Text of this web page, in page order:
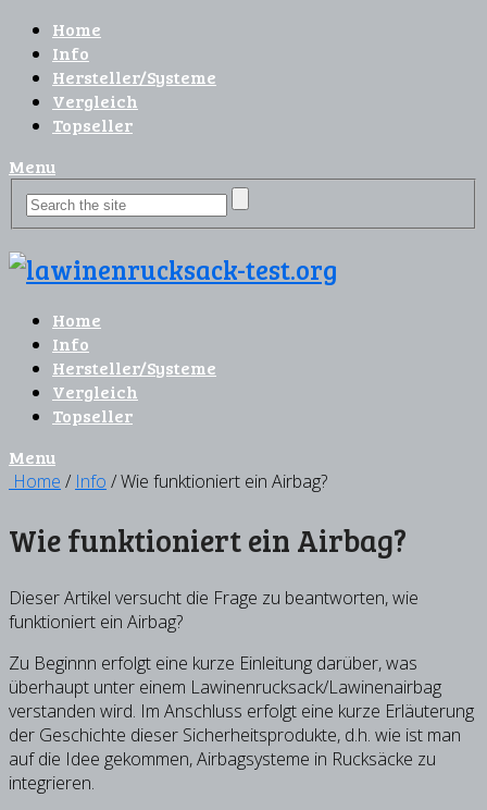
Home
Info
Hersteller/Systeme
Vergleich
Topseller
Menu
Home
Info
Hersteller/Systeme
Vergleich
Topseller
Menu
Home / Info / Wie funktioniert ein Airbag?
Wie funktioniert ein Airbag?
Dieser Artikel versucht die Frage zu beantworten, wie
funktioniert ein Airbag?
Zu Beginnn erfolgt eine kurze Einleitung darüber, was
überhaupt unter einem Lawinenrucksack/Lawinenairbag
verstanden wird. Im Anschluss erfolgt eine kurze Erläuterung
der Geschichte dieser Sicherheitsprodukte, d.h. wie ist man
auf die Idee gekommen, Airbagsysteme in Rucksäcke zu
integrieren.